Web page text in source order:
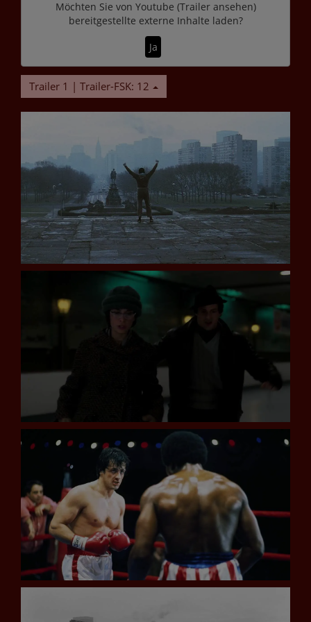
Möchten Sie von Youtube (Trailer ansehen)
bereitgestellte externe Inhalte laden?
Ja
Trailer 1 | Trailer-FSK: 12